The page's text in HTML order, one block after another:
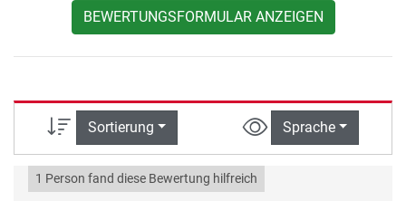
BEWERTUNGSFORMULAR ANZEIGEN
Sortierung Sprache
1 Person fand diese Bewertung hilfreich